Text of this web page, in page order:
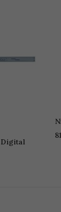
Digital